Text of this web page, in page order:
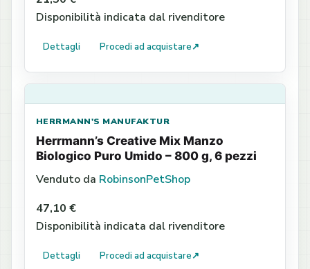
Disponibilità indicata dal rivenditore
Dettagli Procedi ad acquistare↗
HERRMANN'S MANUFAKTUR
Herrmann’s Creative Mix Manzo
Biologico Puro Umido – 800 g, 6 pezzi
Venduto da RobinsonPetShop
47,10 €
Disponibilità indicata dal rivenditore
Dettagli Procedi ad acquistare↗